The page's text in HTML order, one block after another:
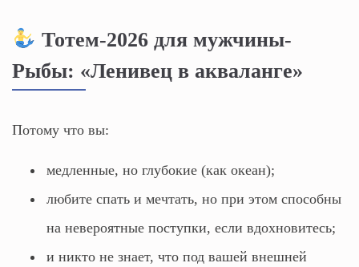
Тотем-2026 для мужчины-
Рыбы: «Ленивец в акваланге»
Потому что вы:
медленные, но глубокие (как океан);
любите спать и мечтать, но при этом способны
на невероятные поступки, если вдохновитесь;
и никто не знает, что под вашей внешней